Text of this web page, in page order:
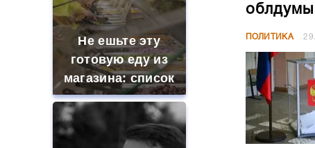
Не ешьте эту
готовую еду из
магазина: список
облдумы
ПОЛИТИКА